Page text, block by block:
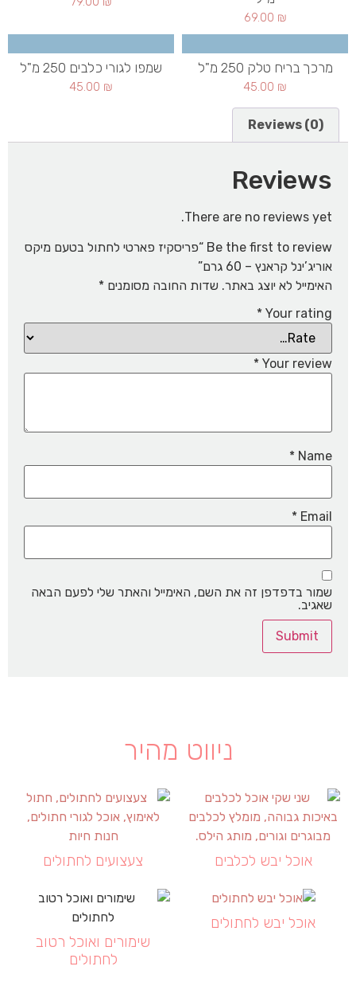
69.00 ₪
מרכך בריח טלק 250 מ"ל
45.00 ₪
שמפו לגורי כלבים 250 מ"ל
45.00 ₪
Reviews (0)
Reviews
There are no reviews yet.
Be the first to review “פריסקיז פארטי לחתול בטעם מיקס
אוריג’ינל קראנץ – 60 גרם”
האימייל לא יוצג באתר. שדות החובה מסומנים *
Your rating
*
Your review
*
Name
*
Email
*
שמור בדפדפן זה את השם, האימייל והאתר שלי לפעם הבאה
שאגיב.
ניווט מהיר
אוכל יבש לכלבים צעצועים לחתולים
אוכל יבש לחתולים
שימורים ואוכל רטוב
לחתולים